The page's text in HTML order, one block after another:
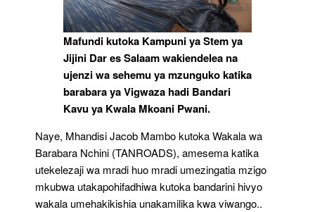
Mafundi kutoka Kampuni ya Stem ya
Jijini Dar es Salaam wakiendelea na
ujenzi wa sehemu ya mzunguko katika
barabara ya Vigwaza hadi Bandari
Kavu ya Kwala Mkoani Pwani.
Naye, Mhandisi Jacob Mambo kutoka Wakala wa
Barabara Nchini (TANROADS), amesema katika
utekelezaji wa mradi huo mradi umezingatia mzigo
mkubwa utakapohifadhiwa kutoka bandarini hivyo
wakala umehakikishia unakamilika kwa viwango..